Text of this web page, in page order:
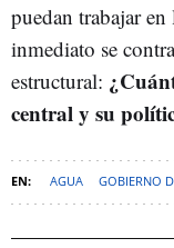
puedan trabajar
inmediato se
estructural:
central y su
AGUA GOBIERNO